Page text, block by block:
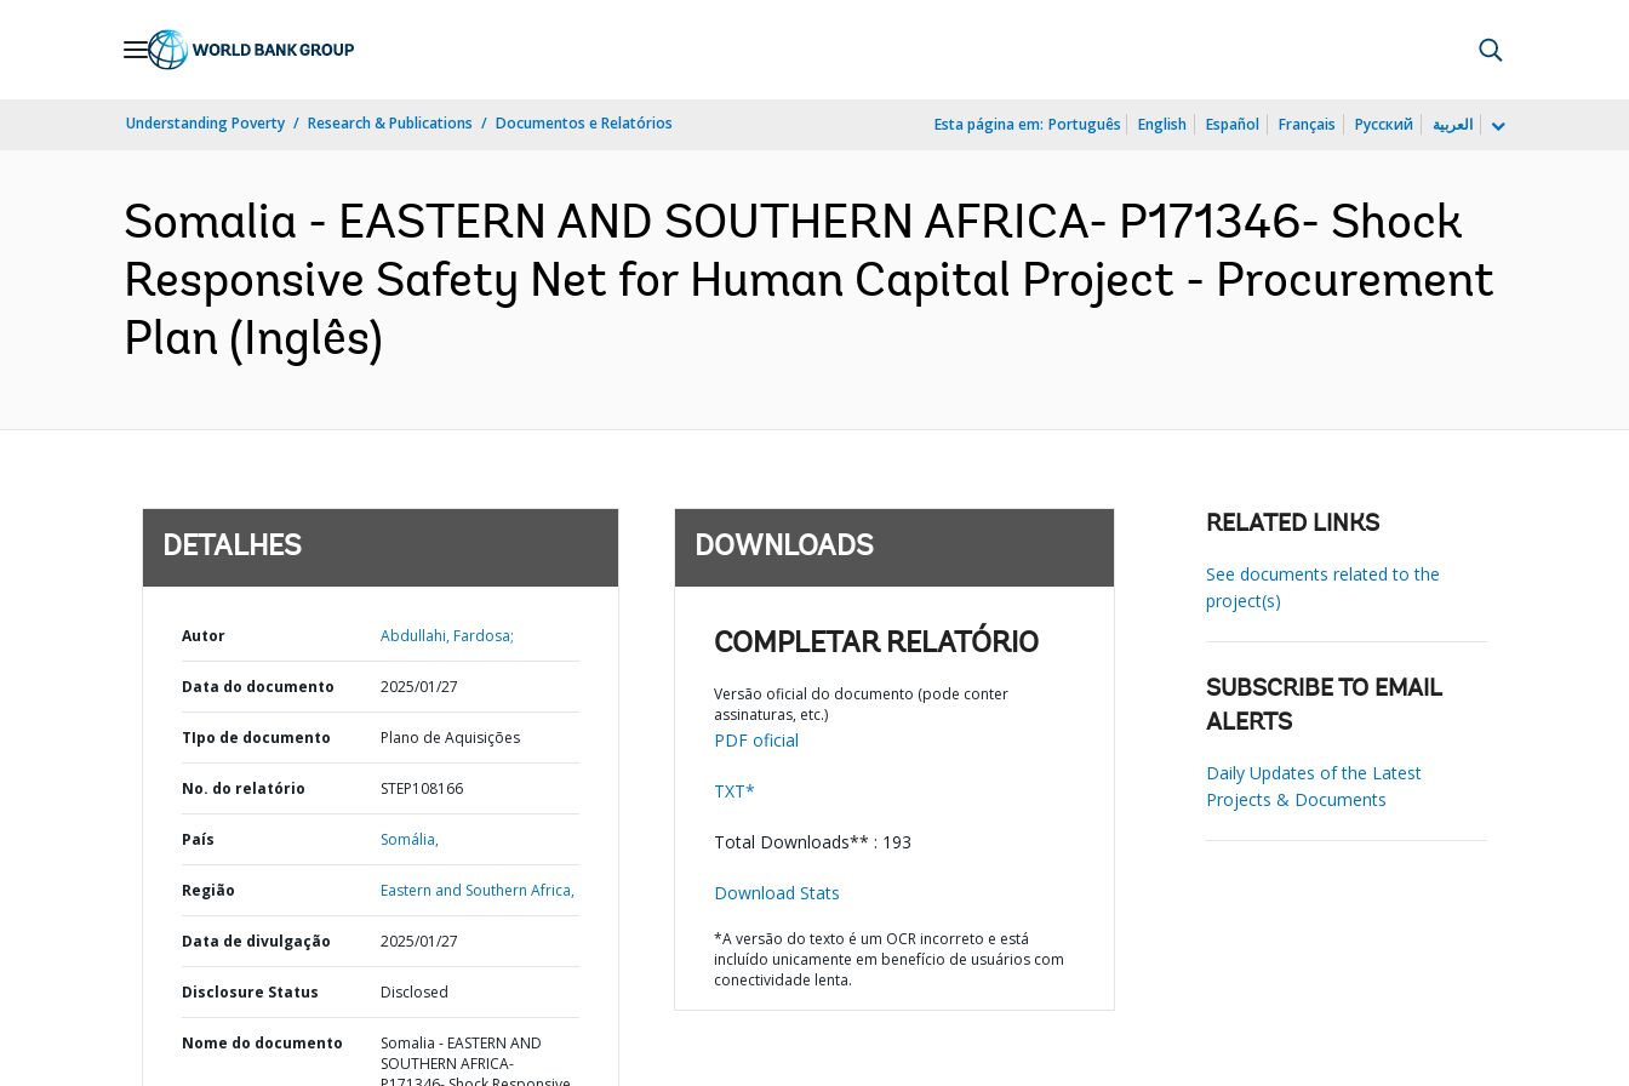
Understanding Poverty Research & Publications Documentos e Relatórios Esta página em: Português English Español Français Русский العربية
Somalia - EASTERN AND SOUTHERN AFRICA- P171346- Shock
Responsive Safety Net for Human Capital Project - Procurement
Plan (Inglês)
DETALHES
Autor Abdullahi, Fardosa;
Data do documento 2025/01/27
TIpo de documento Plano de Aquisições
No. do relatório STEP108166
País Somália,
Região Eastern and Southern Africa,
Data de divulgação 2025/01/27
Disclosure Status Disclosed
Nome do documento
Somalia - EASTERN AND
SOUTHERN AFRICA-
DOWNLOADS
COMPLETAR RELATÓRIO
Versão oficial do documento (pode conter
assinaturas, etc.)
PDF oficial
TXT*
Total Downloads** : 193
Download Stats
*A versão do texto é um OCR incorreto e está
incluído unicamente em benefício de usuários com
conectividade lenta.
RELATED LINKS
See documents related to the
project(s)
SUBSCRIBE TO EMAIL
ALERTS
Daily Updates of the Latest
Projects & Documents